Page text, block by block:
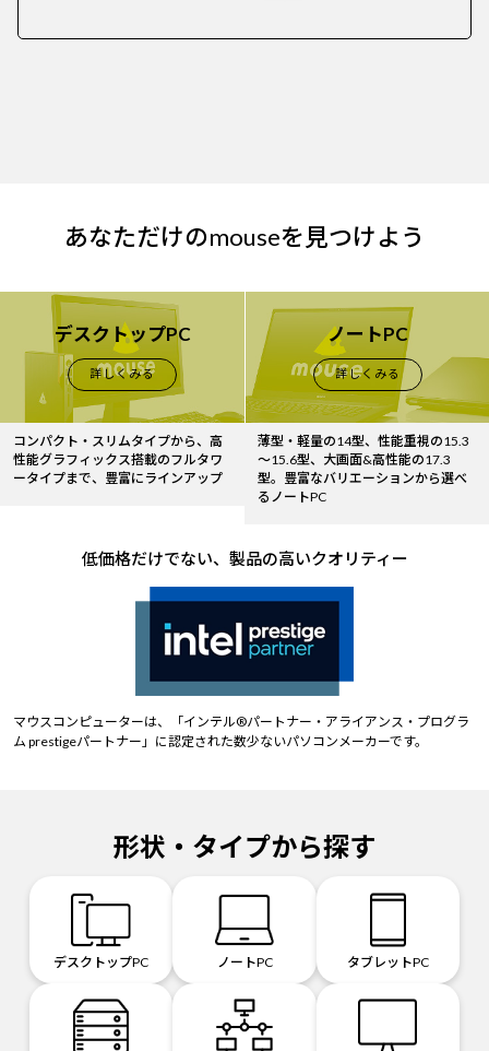
あなただけのmouseを見つけよう
デスクトップPC
詳しくみる
コンパクト・スリムタイプから、高
性能グラフィックス搭載のフルタワ
ータイプまで、豊富にラインアップ
ノートPC
詳しくみる
薄型・軽量の14型、性能重視の15.3
～15.6型、大画面&高性能の17.3
型。豊富なバリエーションから選べ
るノートPC
低価格だけでない、製品の高いクオリティー
マウスコンピューターは、「インテル®パートナー・アライアンス・プログラ
ム prestigeパートナー」に認定された数少ないパソコンメーカーです。
形状・タイプから探す
デスクトップPC ノートPC タブレットPC